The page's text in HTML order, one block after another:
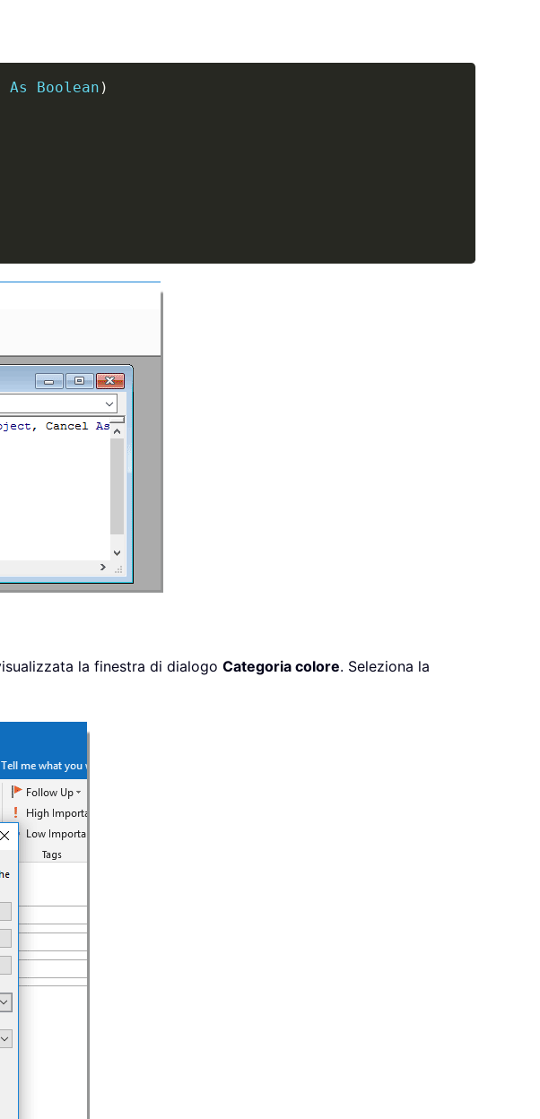
As Boolean )
la finestra di dialogo Categoria colore. Seleziona la